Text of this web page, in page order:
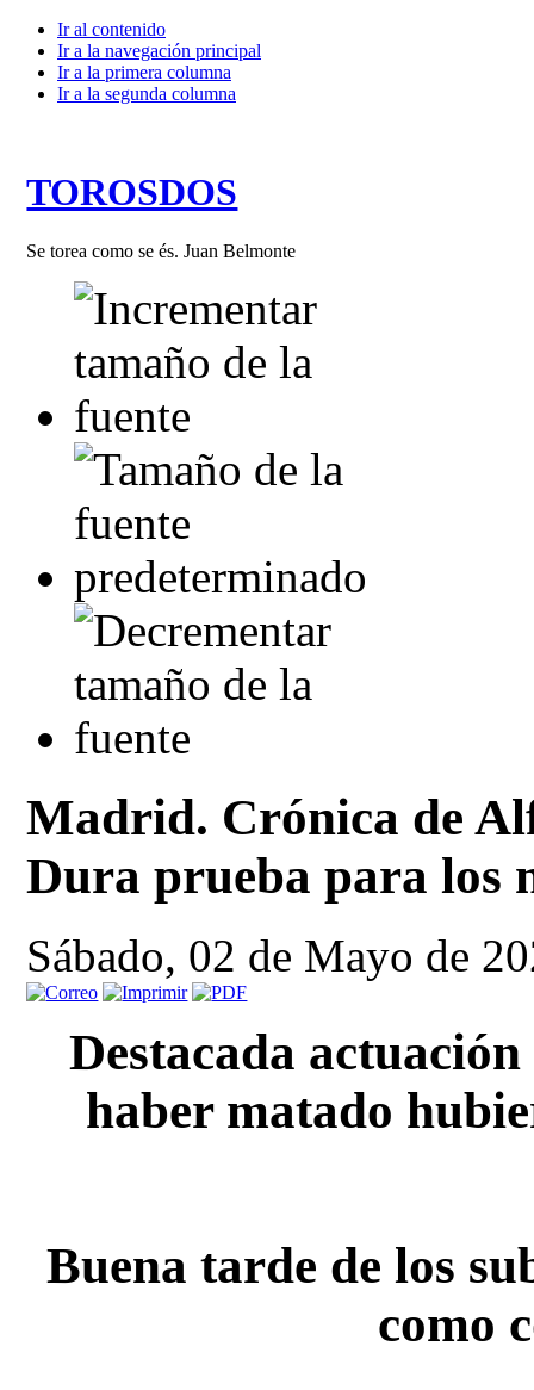
Ir al contenido
Ir a la navegación principal
Ir a la primera columna
Ir a la segunda columna
TOROSDOS
Se torea como se és. Juan Belmonte
Madrid. Crónica de
Dura prueba para los
Sábado, 02 de Mayo de
Destacada
haber matado
Buena tarde de los
como